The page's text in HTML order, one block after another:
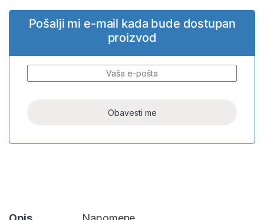
Pošalji mi e-mail kada bude dostupan
proizvod